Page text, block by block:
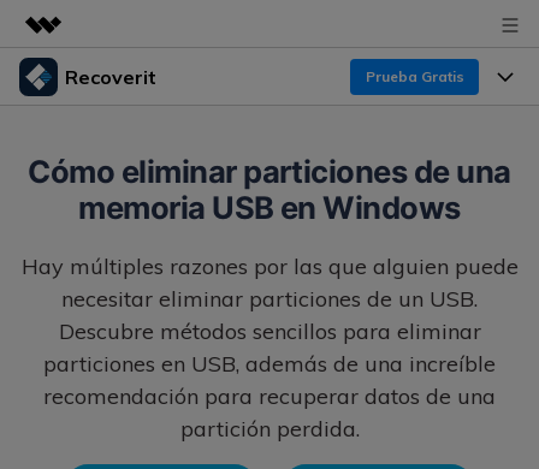
Productos destacados
Utilidades
Empresas
Resumen
Sala de prensa
Tienda
Recoverit Prueba Gratis
Líder en recuperación para Windows
Pruébalo Gratis
Recoverit para Mac
Funciones
Recuperar de Unidades
Recuperar Medios Borrados
Soluciones de Recuperación Exclusivas Nuevo
Recuperar Documentos
Por qué Recoverit
Experto en Recuperación de Datos
Cómo eliminar particiones de una
memoria USB en Windows
Hay múltiples razones por las que alguien puede
necesitar eliminar particiones de un USB.
Descubre métodos sencillos para eliminar
particiones en USB, además de una increíble
recomendación para recuperar datos de una
partición perdida.